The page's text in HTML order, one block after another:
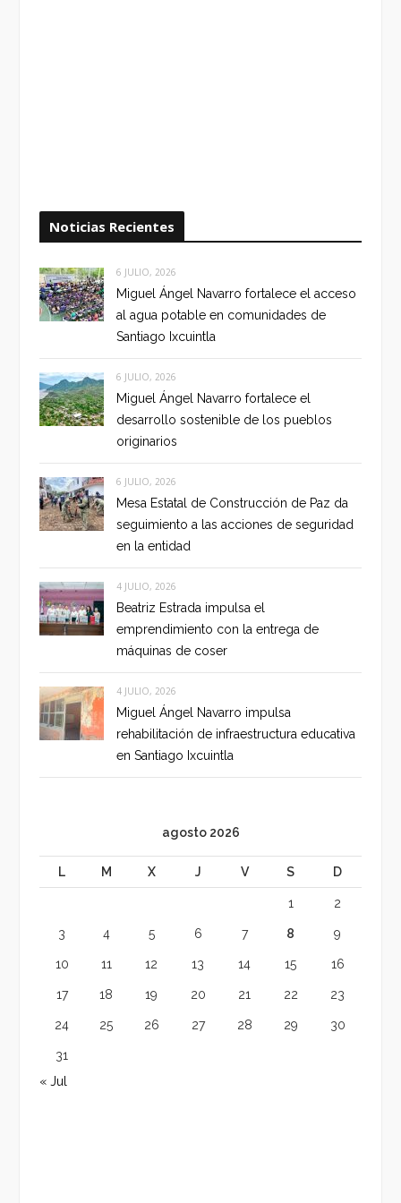
Noticias Recientes
6 JULIO, 2026
Miguel Ángel Navarro fortalece el acceso
al agua potable en comunidades de
Santiago Ixcuintla
6 JULIO, 2026
Miguel Ángel Navarro fortalece el
desarrollo sostenible de los pueblos
originarios
6 JULIO, 2026
Mesa Estatal de Construcción de Paz da
seguimiento a las acciones de seguridad
en la entidad
4 JULIO, 2026
Beatriz Estrada impulsa el
emprendimiento con la entrega de
máquinas de coser
4 JULIO, 2026
Miguel Ángel Navarro impulsa
rehabilitación de infraestructura educativa
en Santiago Ixcuintla
agosto 2026
L M X J V S D
1 2
3 4 5 6 7 8 9
10 11 12 13 14 15 16
17 18 19 20 21 22 23
24 25 26 27 28 29 30
31
« Jul